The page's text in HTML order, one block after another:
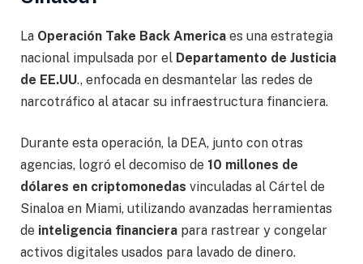
La Operación Take Back America es una estrategia
nacional impulsada por el Departamento de Justicia
de EE.UU., enfocada en desmantelar las redes de
narcotráfico al atacar su infraestructura financiera.
Durante esta operación, la DEA, junto con otras
agencias, logró el decomiso de 10 millones de
dólares en criptomonedas vinculadas al Cártel de
Sinaloa en Miami, utilizando avanzadas herramientas
de inteligencia financiera para rastrear y congelar
activos digitales usados para lavado de dinero.